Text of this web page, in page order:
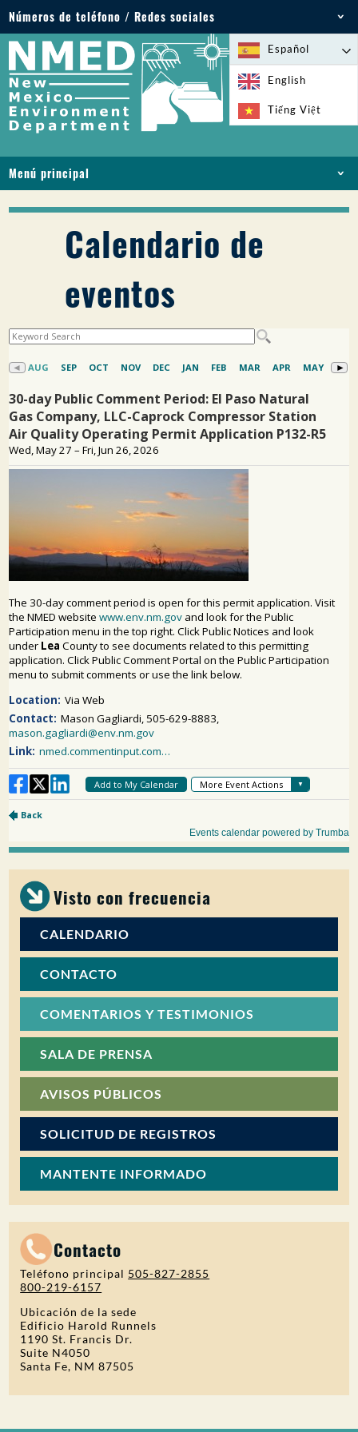
Números de teléfono / Redes sociales
Teléfono: 505-827-2855
1-800-219-6157
Emergencias medioambientales: 505-827-9329
(24 horas)
Español
English
Tiếng Việt
Menú principal
LICENCIAS Y PERMISOS
PFAS EN NM
FINANCIACIÓN
SERVICIOS EN LÍNEA
Buscar:
Calendario de
eventos
Visto con frecuencia
CALENDARIO
CONTACTO
COMENTARIOS Y TESTIMONIOS
SALA DE PRENSA
AVISOS PÚBLICOS
SOLICITUD DE REGISTROS
MANTENTE INFORMADO
Contacto
Teléfono principal 505-827-2855
800-219-6157
Ubicación de la sede
Edificio Harold Runnels
1190 St. Francis Dr.
Suite N4050
Santa Fe, NM 87505